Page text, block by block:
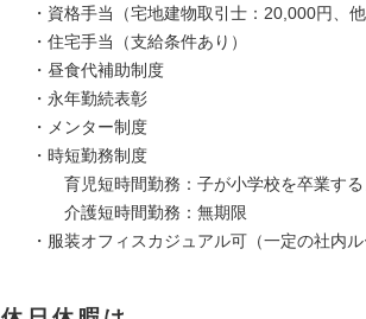
・資格手当（宅地建物取引士：20,000円、
・住宅手当（支給条件あり）
・昼食代補助制度
・永年勤続表彰
・メンター制度
・時短勤務制度
育児短時間勤務：子が小学校を卒業する
介護短時間勤務：無期限
・服装オフィスカジュアル可（一定の社内ル